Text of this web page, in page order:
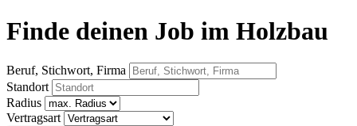
Finde deinen Job im Holzbau
Beruf, Stichwort, Firma
Standort
Radius
Vertragsart